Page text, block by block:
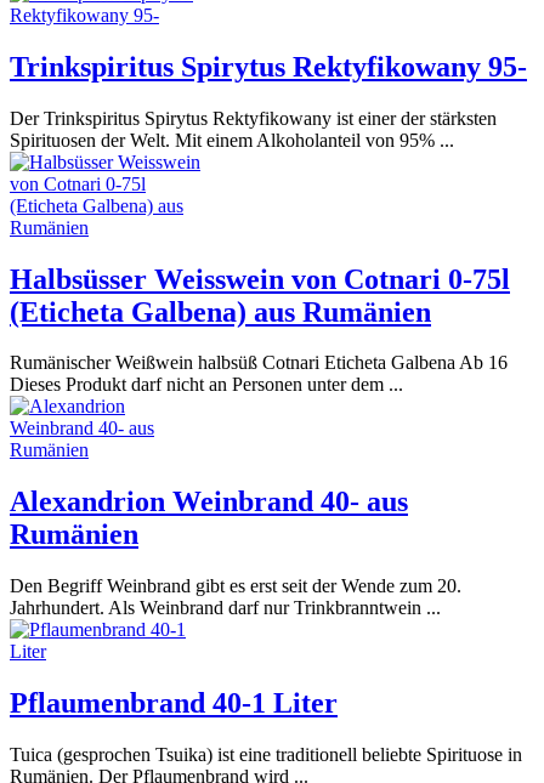
Trinkspiritus Spirytus Rektyfikowany 95-
Der Trinkspiritus Spirytus Rektyfikowany ist einer der stärksten
Spirituosen der Welt. Mit einem Alkoholanteil von 95% ...
Halbsüsser Weisswein von Cotnari 0-75l
(Eticheta Galbena) aus Rumänien
Rumänischer Weißwein halbsüß Cotnari Eticheta Galbena Ab 16
Dieses Produkt darf nicht an Personen unter dem ...
Alexandrion Weinbrand 40- aus
Rumänien
Den Begriff Weinbrand gibt es erst seit der Wende zum 20.
Jahrhundert. Als Weinbrand darf nur Trinkbranntwein ...
Pflaumenbrand 40-1 Liter
Tuica (gesprochen Tsuika) ist eine traditionell beliebte Spirituose in
Rumänien. Der Pflaumenbrand wird ...